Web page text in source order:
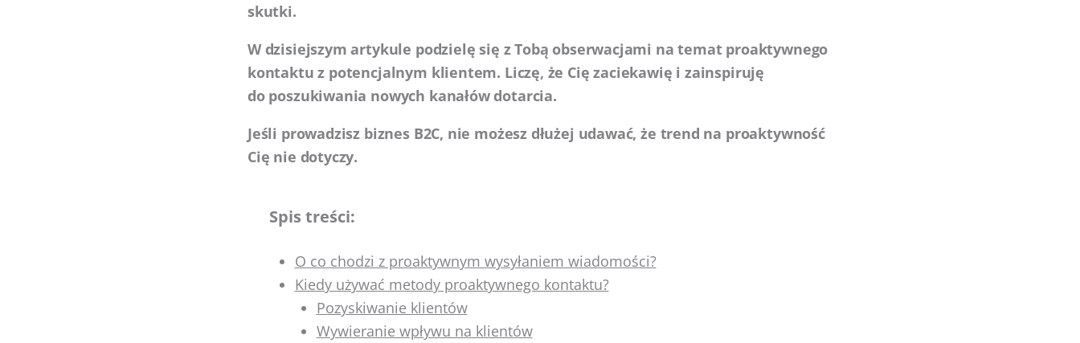
skutki.
W dzisiejszym artykule podzielę się z Tobą obserwacjami na temat proaktywnego
kontaktu z potencjalnym klientem. Liczę, że Cię zaciekawię i zainspiruję
do poszukiwania nowych kanałów dotarcia.
Jeśli prowadzisz biznes B2C, nie możesz dłużej udawać, że trend na proaktywność
Cię nie dotyczy.
Spis treści:
O co chodzi z proaktywnym wysyłaniem wiadomości?
Kiedy używać metody proaktywnego kontaktu?
Pozyskiwanie klientów
Wywieranie wpływu na klientów